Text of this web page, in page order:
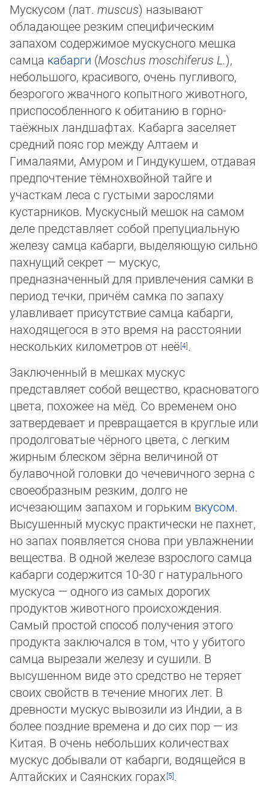
Мускусом (лат. muscus) называют
обладающее резким специфическим
запахом со­дер­жимое мускусного мешка
самца кабарги (Moschus moschiferus L.),
небольшого, кра­си­во­го, очень пугливого,
безрогого жвачного копытного животного,
приспо­соб­лен­но­го к обитанию в горно-
таёжных ландшафтах. Кабарга заселяет
средний пояс гор меж­ду Ал­таем и
Гималаями, Амуром и Гиндукушем, отдавая
предпочтение тём­но­хвой­ной тай­ге и
участкам леса с густыми зарослями
кустарников. Мускусный мешок на са­мом
де­ле представляет собой препуциальную
железу самца кабарги, выде­ляю­щую силь­но
пах­нущий секрет — мускус,
предназначенный для привлечения самки в
период течки, при­чём самка по запаху
улавливает присутствие самца кабарги,
находя­ще­го­ся в это время на расстоянии
нескольких километров от неё .
Заключенный в мешках мускус
представляет собой вещество, красноватого
цвета, по­хо­жее на мёд. Со временем оно
затвердевает и превращается в круглые или
про­дол­го­ва­тые чёрного цвета, с легким
жирным блеском зёрна величиной от
булавочной головки до чечевичного зерна с
свое­об­раз­ным резким, долго не
исчезающим запахом и горьким вкусом.
Высушенный мускус практически не пахнет,
но запах по­яв­ля­ется снова при увлажнении
вещества. В одной железе взрослого самца
кабарги содержится 10-30 г нату­раль­но­го
мус­ку­са — одного из самых дорогих
продуктов животного происхождения.
Самый простой способ получения этого
продукта зак­лю­чал­ся в том, что у убитого
самца вырезали железу и сушили. В
высушенном виде это средство не теряет
своих свойств в те­че­ние многих лет. В
древности мускус вывозили из Индии, а в
более поздние времена и до сих пор — из
Китая. В очень не­боль­ших ко­ли­чествах
мускус добывали от кабарги, водящейся в
Алтайских и Саянских горах
.